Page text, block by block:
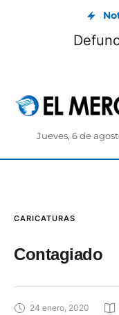
Jueves, 6 de
CARICATURAS
Contagiado
24 enero, 2020